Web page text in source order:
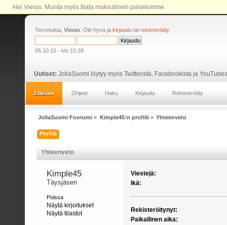
Hei Vieras. Muista myös tilata maksullinen palvelumme
Tervetuloa, Vieras. Ole hyvä ja kirjaudu tai rekisteröidy.
05.10.15 - klo:10:28
Uutiset: JollaSuomi löytyy myös Twitteristä, Facebookista ja
Etusivu Ohjeet Haku Kirjaudu Rekisteröidy
JollaSuomi Foorumi » Kimple45:n profiili» Yhteenveto
Profiili
Yhteenveto
Kimple45
Täysjäsen
Poissa
Näytä kirjoitukset
Näytä tilastot
Viestejä:
Ikä:
Rekisteröitynyt:
Paikallinen aika: